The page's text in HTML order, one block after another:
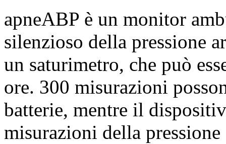
apneABP è un monitor
silenzioso della pressione
un saturimetro, che può
ore. 300 misurazioni
batterie, mentre il
misurazioni della pressione